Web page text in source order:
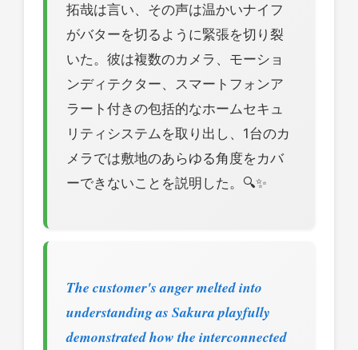
拓哉は言い、その声は温かいナイフ
がバターを切るように緊張を切り裂
いた。彼は複数のカメラ、モーショ
ンディテクター、スマートフォンア
ラート付きの包括的なホームセキュ
リティシステムを取り出し、1台のカ
メラでは敷地のあらゆる角度をカバ
ーできないことを説明した。🔍✨
The customer's anger melted into
understanding as Sakura playfully
demonstrated how the interconnected